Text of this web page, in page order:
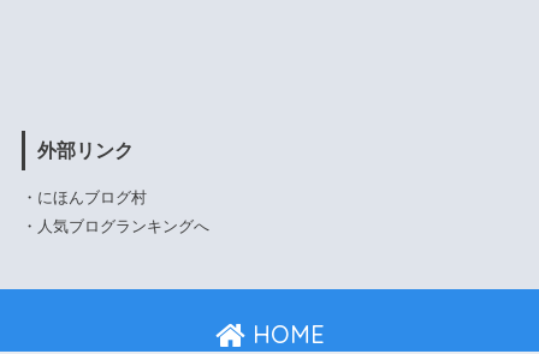
外部リンク
・ にほんブログ村
・ 人気ブログランキングへ
HOME